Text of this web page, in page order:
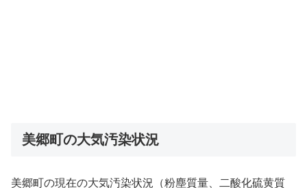
美郷町の大気汚染状況
美郷町の現在の大気汚染状況（粉塵質量、二酸化硫黄質